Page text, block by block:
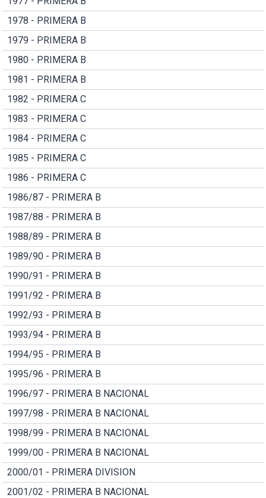
1978 - PRIMERA B
1979 - PRIMERA B
1980 - PRIMERA B
1981 - PRIMERA B
1982 - PRIMERA C
1983 - PRIMERA C
1984 - PRIMERA C
1985 - PRIMERA C
1986 - PRIMERA C
1986/87 - PRIMERA B
1987/88 - PRIMERA B
1988/89 - PRIMERA B
1989/90 - PRIMERA B
1990/91 - PRIMERA B
1991/92 - PRIMERA B
1992/93 - PRIMERA B
1993/94 - PRIMERA B
1994/95 - PRIMERA B
1995/96 - PRIMERA B
1996/97 - PRIMERA B NACIONAL
1997/98 - PRIMERA B NACIONAL
1998/99 - PRIMERA B NACIONAL
1999/00 - PRIMERA B NACIONAL
2000/01 - PRIMERA DIVISION
2001/02 - PRIMERA B NACIONAL